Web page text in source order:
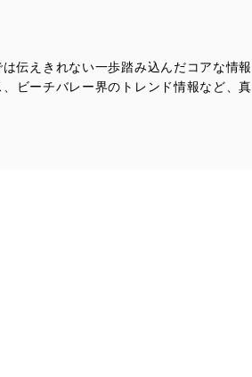
る安全対策を実施し、個人情報の
報データベース等を取り扱う情報
。
等の活用により、これを最新状態
ワードを設定しています。
伝えきれない一歩踏み込んだコアな情報
ビーチバレー界のトレンド情報など、真